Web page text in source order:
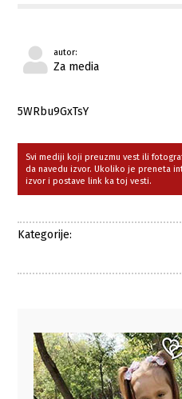
autor:
Za media
5WRbu9GxTsY
Svi mediji koji preuzmu vest ili
da navedu izvor. Ukoliko je preneta
izvor i postave link ka toj vesti.
Kategorije: